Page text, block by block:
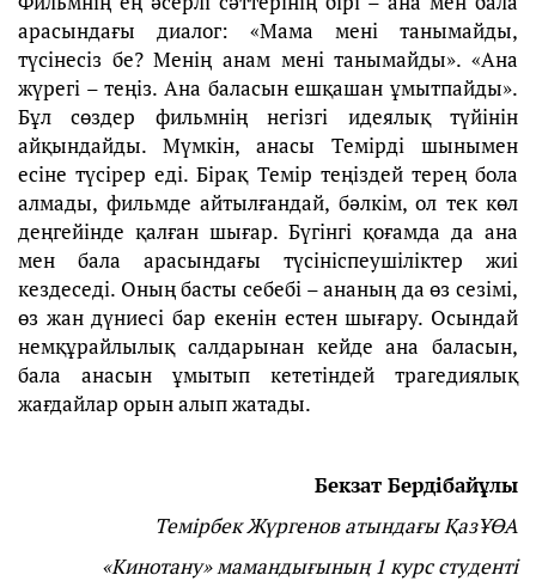
арасындағы диалог: «Мама мені танымайды,
түсінесіз бе? Менің анам мені танымайды». «Ана
жүрегі – теңіз. Ана баласын ешқашан ұмытпайды».
Бұл сөздер фильмнің негізгі идеялық түйінін
айқындайды. Мүмкін, анасы Темірді шынымен
есіне түсірер еді. Бірақ Темір теңіздей терең бола
алмады, фильмде айтылғандай, бәлкім, ол тек көл
деңгейінде қалған шығар. Бүгінгі қоғамда да ана
мен бала арасындағы түсініспеушіліктер жиі
кездеседі. Оның басты себебі – ананың да өз сезімі,
өз жан дүниесі бар екенін естен шығару. Осындай
немқұрайлылық салдарынан кейде ана баласын,
бала анасын ұмытып кететіндей трагедиялық
жағдайлар орын алып жатады.
Бекзат Бердібайұлы
Темірбек Жүргенов атындағы ҚазҰӨА
«Кинотану» мамандығының 1 курс студенті